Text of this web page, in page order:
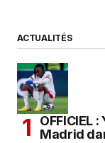
ACTUALITÉS
OFFICIEL
Madrid